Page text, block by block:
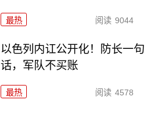
最热 阅读 9044
以色列内讧公开化！防长一句
话，军队不买账
最热 阅读 4578